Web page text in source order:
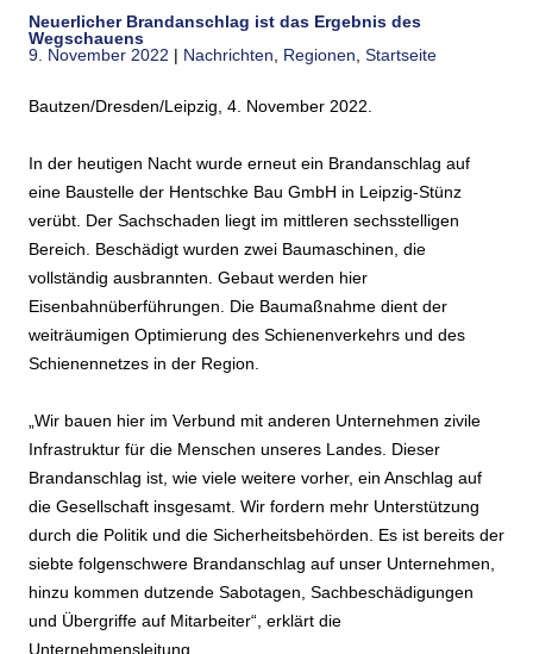
Neuerlicher Brandanschlag ist das Ergebnis des
Wegschauens
9. November 2022 | Nachrichten Regionen Startseite
Bautzen/Dresden/Leipzig, 4. November 2022.
In der heutigen Nacht wurde erneut ein Brandanschlag auf
eine Baustelle der Hentschke Bau GmbH in Leipzig-Stünz
verübt. Der Sachschaden liegt im mittleren sechsstelligen
Bereich. Beschädigt wurden zwei Baumaschinen, die
vollständig ausbrannten. Gebaut werden hier
Eisenbahnüberführungen. Die Baumaßnahme dient der
weiträumigen Optimierung des Schienenverkehrs und des
Schienennetzes in der Region.
„Wir bauen hier im Verbund mit anderen Unternehmen zivile
Infrastruktur für die Menschen unseres Landes. Dieser
Brandanschlag ist, wie viele weitere vorher, ein Anschlag auf
die Gesellschaft insgesamt. Wir fordern mehr Unterstützung
durch die Politik und die Sicherheitsbehörden. Es ist bereits der
siebte folgenschwere Brandanschlag auf unser Unternehmen,
hinzu kommen dutzende Sabotagen, Sachbeschädigungen
und Übergriffe auf Mitarbeiter“, erklärt die
Unternehmensleitung.